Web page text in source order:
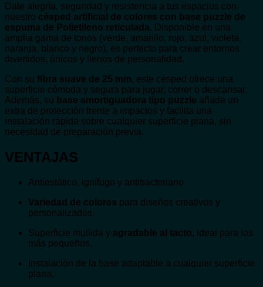
Dale alegría, seguridad y resistencia a tus espacios con
nuestro césped artificial de colores con base puzzle de
espuma de Polietileno reticulada. Disponible en una
amplia gama de tonos (verde, amarillo, rojo, azul, violeta,
naranja, blanco y negro), es perfecto para crear entornos
divertidos, únicos y llenos de personalidad.
Con su fibra suave de 25 mm, este césped ofrece una
superficie cómoda y segura para jugar, correr o descansar.
Además, su base amortiguadora tipo puzzle añade un
extra de protección frente a impactos y facilita una
instalación rápida sobre cualquier superficie plana, sin
necesidad de preparación previa.
VENTAJAS
Antiestático, ignífugo y antibacteriano
Variedad de colores para diseños creativos y
personalizados.
Superficie mullida y agradable al tacto, ideal para los
más pequeños.
Instalación de la base adaptable a cualquier superficie
plana.